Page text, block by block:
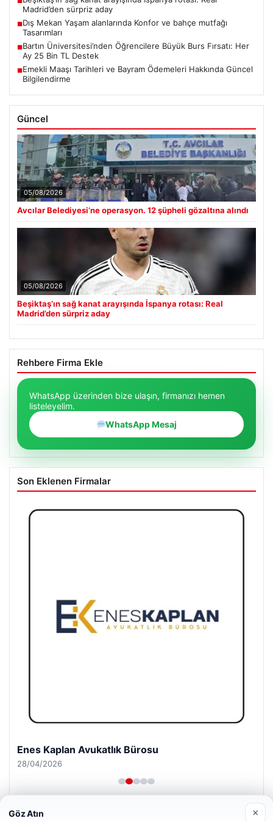
Madrid’den sürpriz aday
■Dış Mekan Yaşam alanlarında Konfor ve bahçe mutfağı
Tasarımları
■Bartın Üniversitesi’nden Öğrencilere Büyük Burs Fırsatı: Her
Ay 25 Bin TL Destek
■Emekli Maaşı Tarihleri ve Bayram Ödemeleri Hakkında Güncel
Bilgilendirme
Güncel
05/08/2026
Avcılar Belediyesi’ne operasyon. 12 şüpheli gözaltına alındı
05/08/2026
Beşiktaş’ın sağ kanat arayışında İspanya rotası: Real
Madrid’den sürpriz aday
Rehbere Firma Ekle
WhatsApp üzerinden bize ulaşın, firmanızı hemen
listeleyelim.
WhatsApp Mesaj
Son Eklenen Firmalar
Enes Kaplan Avukatlık Bürosu
28/04/2026
Göz Atın ×